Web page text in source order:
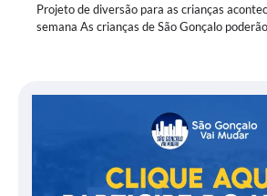
Projeto de diversão para as crianças
semana As crianças de São Gonçalo